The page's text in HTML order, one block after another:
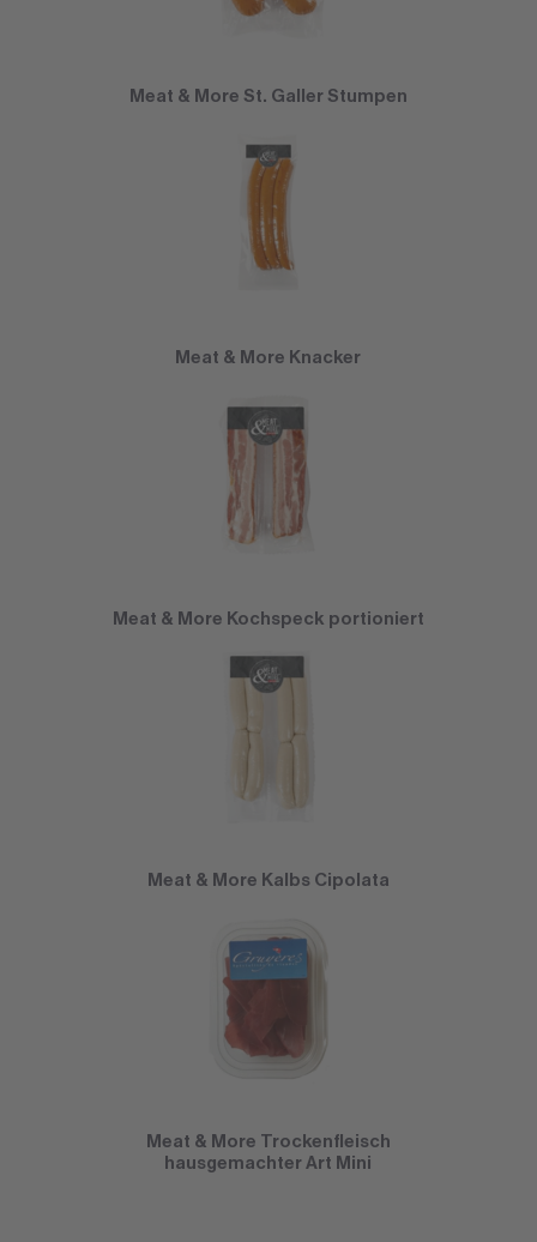
Meat & More St. Galler Stumpen
Meat & More Knacker
Meat & More Kochspeck portioniert
Meat & More Kalbs Cipolata
Meat & More Trockenfleisch
hausgemachter Art Mini